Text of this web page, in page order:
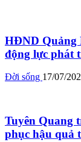
HĐND Quảng
động lực phát
Đời sống 17/07/
Tuyên Quang
phục hậu quả